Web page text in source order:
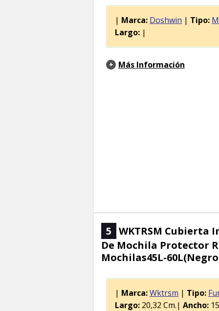
| Marca: Doshwin | Tipo:
Largo: |
Más Información
5 WKTRSM Cubierta
De Mochila Protector
Mochilas45L-
| Marca:Wktrsm | Tipo:
Largo: 20,32 Cm.| Ancho: